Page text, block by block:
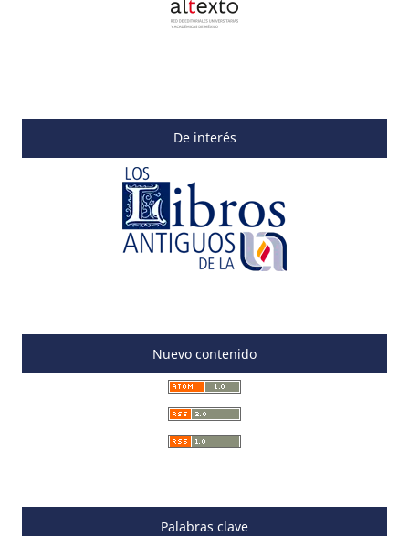
De interés
Nuevo contenido
Palabras clave